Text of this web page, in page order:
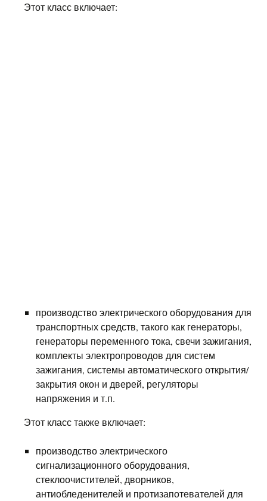
Этот класс включает:
производство электрического оборудования для
транспортных средств, такого как генераторы,
генераторы переменного тока, свечи зажигания,
комплекты электропроводов для систем
зажигания, системы автоматического открытия/
закрытия окон и дверей, регуляторы
напряжения и т.п.
Этот класс также включает:
производство электрического
сигнализационного оборудования,
стеклоочистителей, дворников,
антиобледенителей и протизапотевателей для